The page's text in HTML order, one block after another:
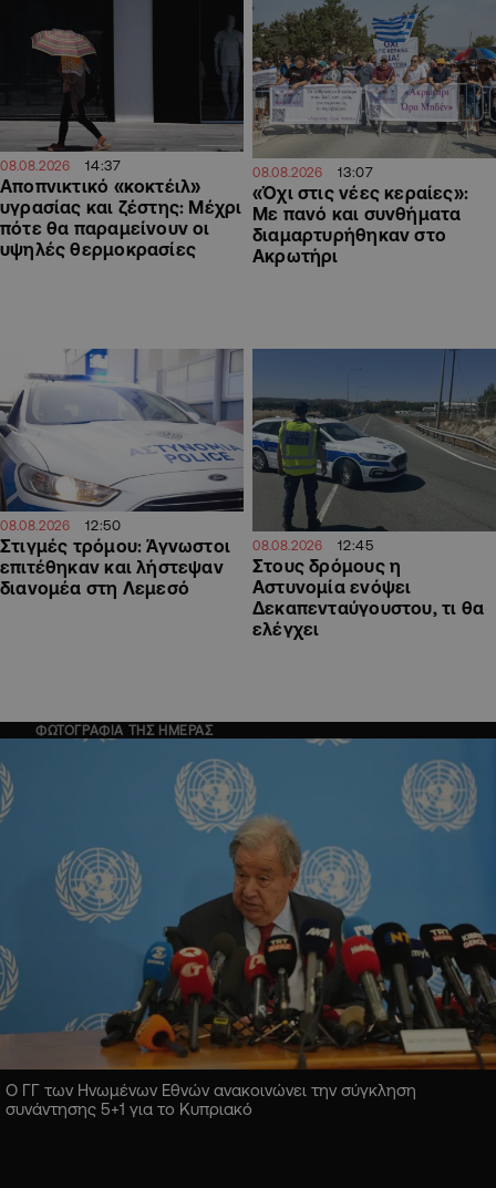
08.08.2026 14:37
Αποπνικτικό «κοκτέιλ»
υγρασίας και ζέστης: Μέχρι
πότε θα παραμείνουν οι
υψηλές θερμοκρασίες
08.08.2026 13:07
«Όχι στις νέες κεραίες»:
Με πανό και συνθήματα
διαμαρτυρήθηκαν στο
Ακρωτήρι
08.08.2026 12:50
Στιγμές τρόμου: Άγνωστοι
επιτέθηκαν και λήστεψαν
διανομέα στη Λεμεσό
08.08.2026 12:45
Στους δρόμους η
Αστυνομία ενόψει
Δεκαπενταύγουστου, τι θα
ελέγχει
ΦΩΤΟΓΡΑΦΙΑ ΤΗΣ ΗΜΕΡΑΣ
Ο ΓΓ των Ηνωμένων Εθνών ανακοινώνει την σύγκληση
συνάντησης 5+1 για το Κυπριακό